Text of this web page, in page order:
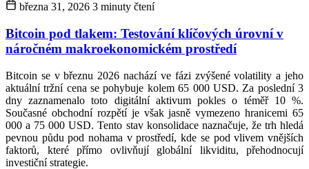
března 31, 2026 3 minuty čtení
Bitcoin pod tlakem: Testování klíčových úrovní v
náročném makroekonomickém prostředí
Bitcoin se v březnu 2026 nachází ve fázi zvýšené volatility a jeho
aktuální tržní cena se pohybuje kolem 65 000 USD. Za poslední 3
dny zaznamenalo toto digitální aktivum pokles o téměř 10 %.
Současné obchodní rozpětí je však jasně vymezeno hranicemi 65
000 a 75 000 USD. Tento stav konsolidace naznačuje, že trh hledá
pevnou půdu pod nohama v prostředí, kde se pod vlivem vnějších
faktorů, které přímo ovlivňují globální likviditu, přehodnocují
investiční strategie.